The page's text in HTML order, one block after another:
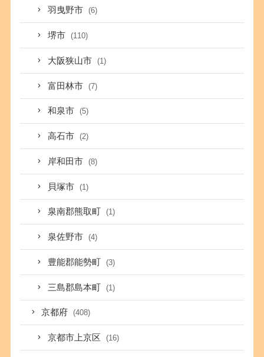
羽曳野市 (6)
堺市 (110)
大阪狭山市 (1)
富田林市 (7)
和泉市 (5)
高石市 (2)
岸和田市 (8)
貝塚市 (1)
泉南郡熊取町 (1)
泉佐野市 (4)
豊能郡能勢町 (3)
三島郡島本町 (1)
京都府 (408)
京都市上京区 (16)